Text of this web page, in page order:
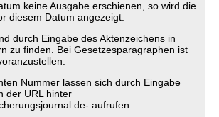
keine Ausgabe erschienen, so wird die
diesem Datum angezeigt.
durch Eingabe des Aktenzeichens in
zu finden. Bei Gesetzesparagraphen ist
Nummer lassen sich durch Eingabe
der URL hinter
aufrufen.